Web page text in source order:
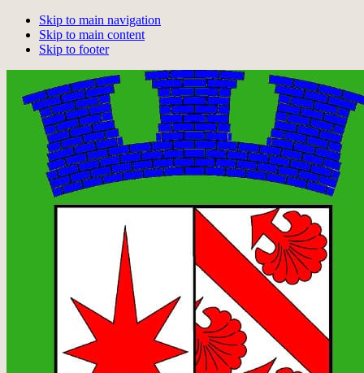
Skip to main navigation
Skip to main content
Skip to footer